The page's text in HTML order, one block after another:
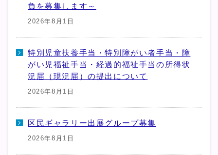
負を募集します～
2026年8月1日
特別児童扶養手当・特別障がい者手当・障
がい児福祉手当・経過的福祉手当の所得状
況届（現況届）の提出について
2026年8月1日
区民ギャラリー出展グループ募集
2026年8月1日